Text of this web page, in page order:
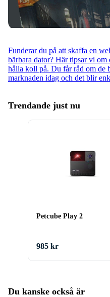
Funderar du på att skaffa en
bärbara dator? Här tipsar vi om
hålla koll på. Du får råd om de
marknaden idag och det blir
Trendande just nu
Petcube Play 2
985 kr
Du kanske också är